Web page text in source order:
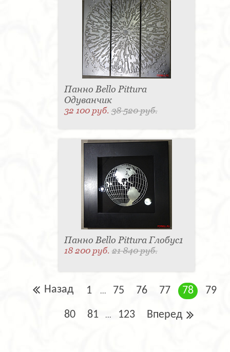
Панно Bello Pittura
Одуванчик
32 100 руб.38 520 руб.
Панно Bello Pittura Глобус1
18 200 руб.21 840 руб.
Назад 1 ... 75 76 77 78 79
80 81 ... 123 Вперед